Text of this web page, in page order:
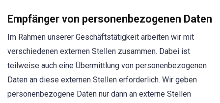
Empfänger von personenbezogenen Daten
Im Rahmen unserer Geschäftstätigkeit arbeiten wir mit
verschiedenen externen Stellen zusammen. Dabei ist
teilweise auch eine Übermittlung von personenbezogenen
Daten an diese externen Stellen erforderlich. Wir geben
personenbezogene Daten nur dann an externe Stellen